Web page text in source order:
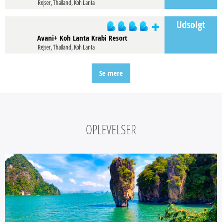
Rejser, Thailand, Koh Lanta
Udsolgt
Avani+ Koh Lanta Krabi Resort
Rejser, Thailand, Koh Lanta
Se mere
OPLEVELSER